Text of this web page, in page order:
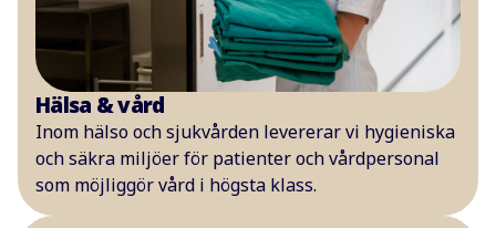
Hälsa & vård
Inom hälso och sjukvården levererar vi hygieniska
och säkra miljöer för patienter och vårdpersonal
som möjliggör vård i högsta klass.